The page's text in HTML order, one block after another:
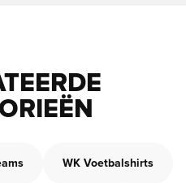
WK Voetbalshirts